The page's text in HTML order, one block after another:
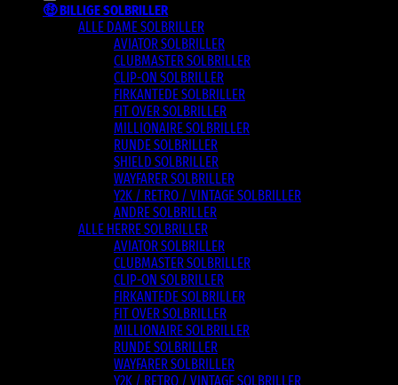
🤑 BILLIGE SOLBRILLER
ALLE DAME SOLBRILLER
AVIATOR SOLBRILLER
CLUBMASTER SOLBRILLER
CLIP-ON SOLBRILLER
FIRKANTEDE SOLBRILLER
FIT OVER SOLBRILLER
MILLIONAIRE SOLBRILLER
RUNDE SOLBRILLER
SHIELD SOLBRILLER
WAYFARER SOLBRILLER
Y2K / RETRO / VINTAGE SOLBRILLER
ANDRE SOLBRILLER
ALLE HERRE SOLBRILLER
AVIATOR SOLBRILLER
CLUBMASTER SOLBRILLER
CLIP-ON SOLBRILLER
FIRKANTEDE SOLBRILLER
FIT OVER SOLBRILLER
MILLIONAIRE SOLBRILLER
RUNDE SOLBRILLER
WAYFARER SOLBRILLER
Y2K / RETRO / VINTAGE SOLBRILLER